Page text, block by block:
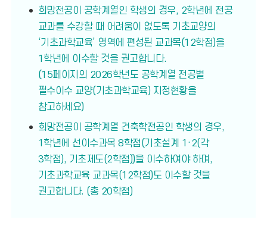
희망전공이 공학계열인 학생의 경우, 2학년에 전공
교과를 수강할 때 어려움이 없도록 기초교양의
‘기초과학교육’ 영역에 편성된 교과목(12학점)을
1학년에 이수할 것을 권고합니다.
(15페이지의 2026학년도 공학계열 전공별
필수이수 교양(기초과학교육) 지정현황을
참고하세요)
희망전공이 공학계열 건축학전공인 학생의 경우,
1학년에 선이수과목 8학점(기초설계 1·2(각
3학점), 기초제도(2학점))을 이수하여야 하며,
기초과학교육 교과목(12학점)도 이수할 것을
권고합니다. (총 20학점)